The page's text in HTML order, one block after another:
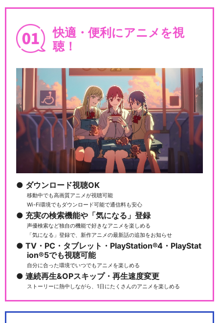
快適・便利にアニメを視
聴！
ダウンロード視聴OK
移動中でも高画質アニメが視聴可能
Wi-Fi環境でもダウンロード可能で通信料も安心
充実の検索機能や「気になる」登録
声優検索など独自の機能で好きなアニメを楽しめる
「気になる」登録で、新作アニメの最新話の追加をお知らせ
TV・PC・タブレット・PlayStation®4・PlayStat
ion®5でも視聴可能
自分に合った環境でいつでもアニメを楽しめる
連続再生&OPスキップ・再生速度変更
ストーリーに熱中しながら、1日にたくさんのアニメを楽しめる